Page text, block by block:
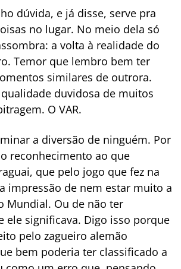
dúvida, e já disse, serve pra
no lugar. No meio dela só
a volta à realidade do
Temor que lembro bem ter
similares de outrora.
duvidosa de muitos
O VAR.
a diversão de ninguém. Por
reconhecimento ao que
que pelo jogo que fez na
impressão de nem estar muito a
Mundial. Ou de não ter
ele significava. Digo isso porque
pelo zagueiro alemão
bem poderia ter classificado a